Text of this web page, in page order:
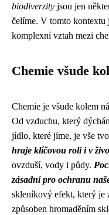
biodiverzity jsou jen
čelíme. V tomto kontextu
komplexní vztah mezi
Chemie všude
Chemie je všude kolem
Od vzduchu, který
jídlo, které jíme, je vše
hraje klíčovou roli i v
ovzduší, vody i půdy.
zásadní pro ochranu
skleníkový efekt, který je
způsoben hromaděním